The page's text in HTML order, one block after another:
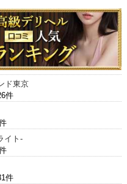
ド東京
件
イト-
件